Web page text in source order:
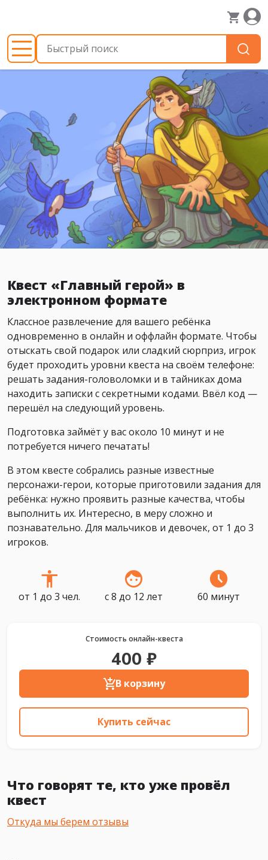
Квест «Главный герой» в
электронном формате
Классное развлечение для вашего ребёнка
одновременно в онлайн и оффлайн формате. Чтобы
отыскать свой подарок или сладкий сюрприз, игрок
будет проходить уровни квеста на своём телефоне:
решать задания-головоломки и в тайниках дома
находить записки с секретными кодами. Ввёл код —
перешёл на следующий уровень.
Подготовка займёт у вас около 10 минут и не
потребуется ничего печатать!
В этом квесте собрались разные известные
персонажи-герои, которые приготовили задания для
ребёнка: нужно проявить разные качества, чтобы
выполнить их. Интересно, в меру сложно и
познавательно. Для мальчиков и девочек, от 1 до 3
игроков.
от 1 до 3 чел. с 8 до 12 лет 60 минут
Стоимость онлайн-квеста
400 ₽
В корзину
Купить сейчас
Что говорят те, кто уже провёл
квест
Откуда мы берем отзывы